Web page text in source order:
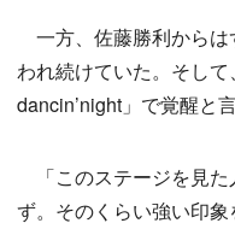
一方、佐藤勝利からは
われ続けていた。そし
dancin’night」で覚醒と
「このステージを見た
ず。そのくらい強い印